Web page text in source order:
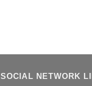
SOCIAL NETWORK